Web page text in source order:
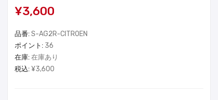
¥3,600
品番: S-AG2R-CITROEN
ポイント: 36
在庫: 在庫あり
税込: ¥3,600